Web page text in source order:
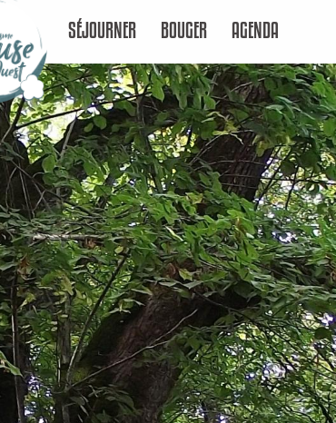
SÉJOURNER BOUGER AGENDA